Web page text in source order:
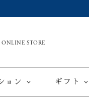
深
ONLINE STORE
ョン ギフト